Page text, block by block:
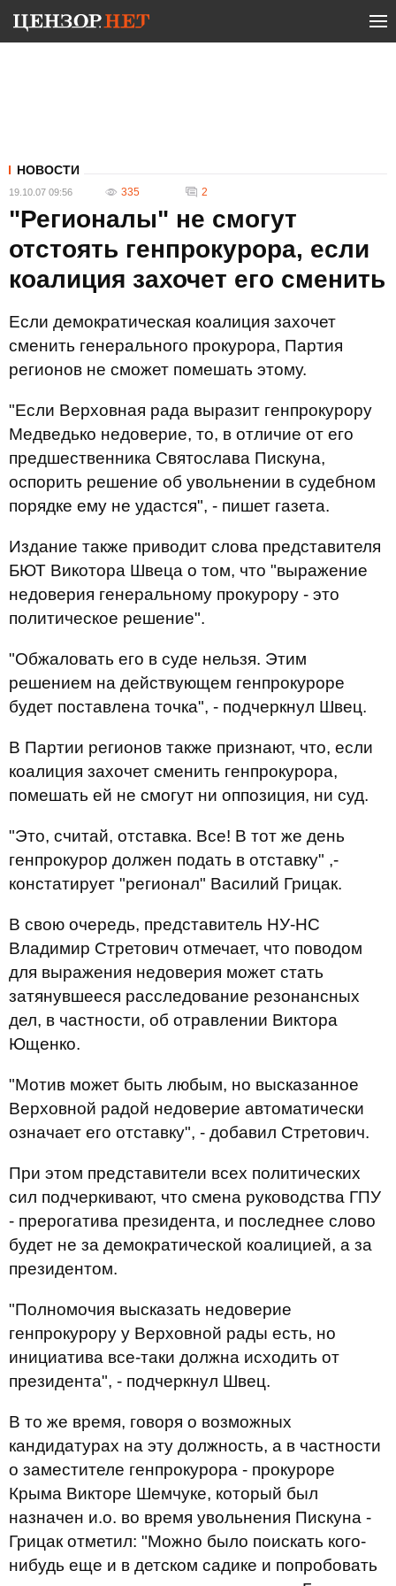
НОВОСТИ
19.10.07 09:56 335 2
"Регионалы" не смогут
отстоять генпрокурора, если
коалиция захочет его сменить
Если демократическая коалиция захочет
сменить генерального прокурора, Партия
регионов не сможет помешать этому.
"Если Верховная рада выразит генпрокурору
Медведько недоверие, то, в отличие от его
предшественника Святослава Пискуна,
оспорить решение об увольнении в судебном
порядке ему не удастся", - пишет газета.
Издание также приводит слова представителя
БЮТ Викотора Швеца о том, что "выражение
недоверия генеральному прокурору - это
политическое решение".
"Обжаловать его в суде нельзя. Этим
решением на действующем генпрокуроре
будет поставлена точка", - подчеркнул Швец.
В Партии регионов также признают, что, если
коалиция захочет сменить генпрокурора,
помешать ей не смогут ни оппозиция, ни суд.
"Это, считай, отставка. Все! В тот же день
генпрокурор должен подать в отставку" ,-
констатирует "регионал" Василий Грицак.
В свою очередь, представитель НУ-НС
Владимир Стретович отмечает, что поводом
для выражения недоверия может стать
затянувшееся расследование резонансных
дел, в частности, об отравлении Виктора
Ющенко.
"Мотив может быть любым, но высказанное
Верховной радой недоверие автоматически
означает его отставку", - добавил Стретович.
При этом представители всех политических
сил подчеркивают, что смена руководства ГПУ
- прерогатива президента, и последнее слово
будет не за демократической коалицией, а за
президентом.
"Полномочия высказать недоверие
генпрокурору у Верховной рады есть, но
инициатива все-таки должна исходить от
президента", - подчеркнул Швец.
В то же время, говоря о возможных
кандидатурах на эту должность, а в частности
о заместителе генпрокурора - прокуроре
Крыма Викторе Шемчуке, который был
назначен и.о. во время увольнения Пискуна -
Грицак отметил: "Можно было поискать кого-
нибудь еще и в детском садике и попробовать